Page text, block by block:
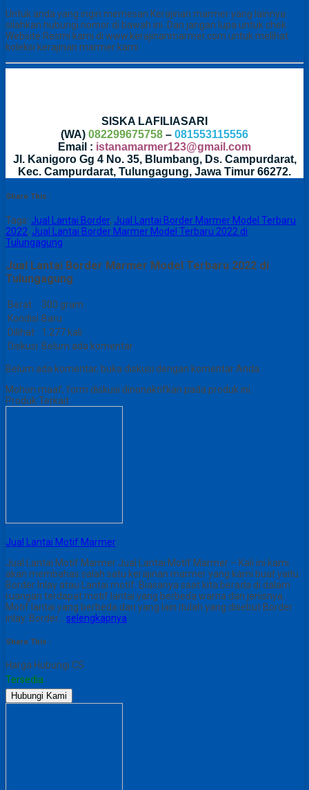
Untuk anda yang ingin memesan Kerajinan marmer yang lainnya
silahkan hubungi nomor di bawah ini. Dan jangan lupa untuk chek
Website Resmi kami di www.kerajinanmarmer.com untuk melihat
koleksi kerajinan marmer kami .
SISKA LAFILIASARI
(WA) 082299675758 – 081553115556
Email : istanamarmer123@gmail.com
Jl. Kanigoro Gg 4 No. 35, Blumbang, Ds. Campurdarat,
Kec. Campurdarat, Tulungagung, Jawa Timur 66272.
Share This :
Tags: Jual Lantai Border, Jual Lantai Border Marmer Model Terbaru
2022, Jual Lantai Border Marmer Model Terbaru 2022 di
Tulungagung
Jual Lantai Border Marmer Model Terbaru 2022 di
Tulungagung
Berat
300 gram
Kondisi Baru
Dilihat
1.277 kali
Diskusi Belum ada komentar
Belum ada komentar, buka diskusi dengan komentar Anda.
Mohon maaf, form diskusi dinonaktifkan pada produk ini.
Produk Terkait
Jual Lantai Motif Marmer
Jual Lantai Motif Marmer Jual Lantai Motif Marmer – Kali ini kami
akan membahas salah satu kerajinan marmer yang kami buat yaitu
Border Inlay atau Lantai motif. Biasanya saat kita berada di dalam
ruangan terdapat motif lantai yang berbeda warna dan jenisnya.
Motif lantai yang berbeda dari yang lain itulah yang disebut Border
inlay. Border… selengkapnya
Share This :
Harga Hubungi CS
Tersedia
Hubungi Kami